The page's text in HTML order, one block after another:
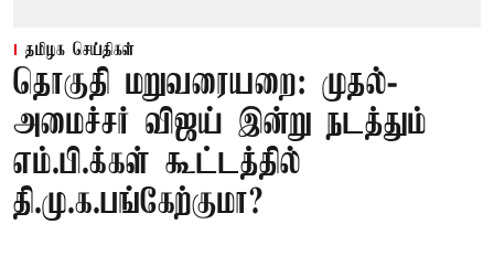
தமிழக செய்திகள்
தொகுதி மறுவரையறை: முதல்-
அமைச்சர் விஜய் இன்று நடத்தும்
எம்.பி.க்கள் கூட்டத்தில்
தி.மு.க.பங்கேற்குமா?